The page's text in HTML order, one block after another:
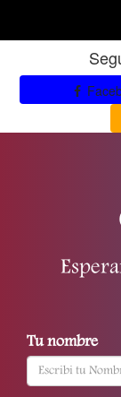
Tu nombre